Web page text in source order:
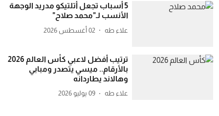
5 أسباب تجعل أتلتيكو مدريد الوجهة
الأنسب لـ"محمد صلاح"
علاء طه 02 أغسطس 2026
ترتيب أفضل لاعبي كأس العالم 2026
بالأرقام.. ميسي يتصدر ومبابي
وهالاند يطاردانه
علاء طه 09 يوليو 2026